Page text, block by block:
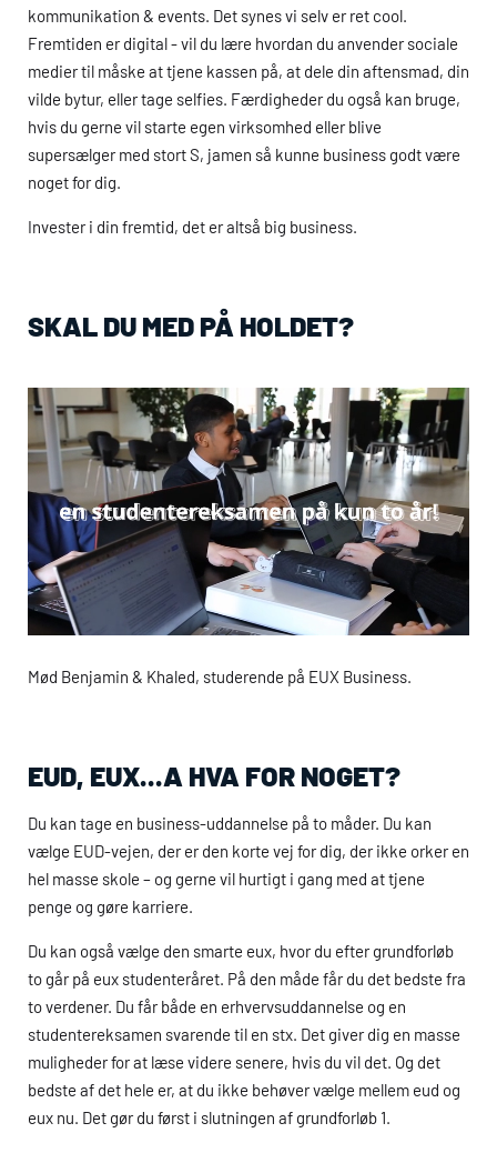
kommunikation & events. Det synes vi selv er ret cool.
Fremtiden er digital - vil du lære hvordan du anvender sociale
medier til måske at tjene kassen på, at dele din aftensmad, din
vilde bytur, eller tage selfies. Færdigheder du også kan bruge,
hvis du gerne vil starte egen virksomhed eller blive
supersælger med stort S, jamen så kunne business godt være
noget for dig.
Invester i din fremtid, det er altså big business.
SKAL DU MED PÅ HOLDET?
Mød Benjamin & Khaled, studerende på EUX Business.
EUD, EUX...A HVA FOR NOGET?
Du kan tage en business-uddannelse på to måder. Du kan
vælge EUD-vejen, der er den korte vej for dig, der ikke orker en
hel masse skole – og gerne vil hurtigt i gang med at tjene
penge og gøre karriere.
Du kan også vælge den smarte eux, hvor du efter grundforløb
to går på eux studenteråret. På den måde får du det bedste fra
to verdener. Du får både en erhvervsuddannelse og en
studentereksamen svarende til en stx. Det giver dig en masse
muligheder for at læse videre senere, hvis du vil det. Og det
bedste af det hele er, at du ikke behøver vælge mellem eud og
eux nu. Det gør du først i slutningen af grundforløb 1.